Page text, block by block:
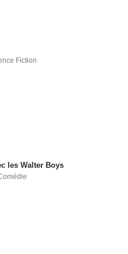
Fiction
les Walter Boys